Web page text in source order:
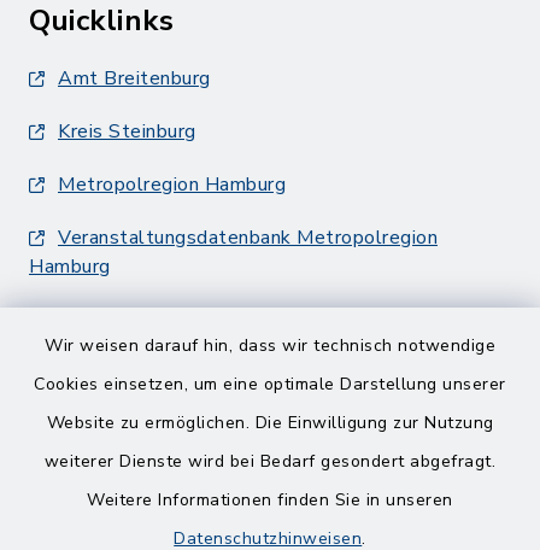
Wir weisen darauf hin, dass wir technisch notwendige
Cookies einsetzen, um eine optimale Darstellung unserer
Website zu ermöglichen. Die Einwilligung zur Nutzung
weiterer Dienste wird bei Bedarf gesondert abgefragt.
Weitere Informationen finden Sie in unseren
Datenschutzhinweisen.
Quicklinks
Amt Breitenburg
Kreis Steinburg
Metropolregion Hamburg
Veranstaltungsdatenbank Metropolregion
Hamburg
Barrierefreiheit